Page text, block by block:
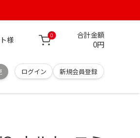
様 0 合計金額
0円
ログイン 新規会員登録